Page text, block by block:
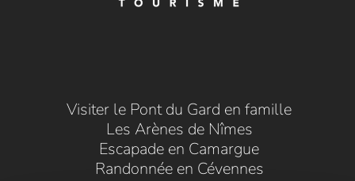
Visiter le Pont du Gard en famille
Les Arènes de Nîmes
Escapade en Camargue
Randonnée en Cévennes